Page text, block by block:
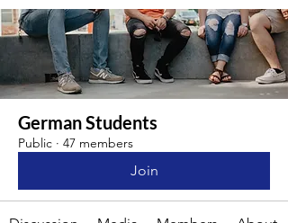
German Students
Public · 47 members
Join